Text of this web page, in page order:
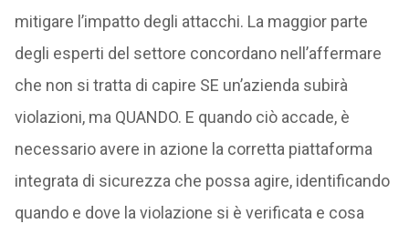
mitigare l’impatto degli attacchi. La maggior parte
degli esperti del settore concordano nell’affermare
che non si tratta di capire SE un’azienda subirà
violazioni, ma QUANDO. E quando ciò accade, è
necessario avere in azione la corretta piattaforma
integrata di sicurezza che possa agire, identificando
quando e dove la violazione si è verificata e cosa